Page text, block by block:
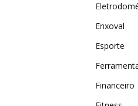
Enxoval
Esporte
Financeiro